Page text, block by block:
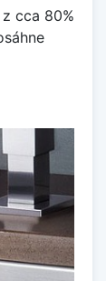
cca 80%